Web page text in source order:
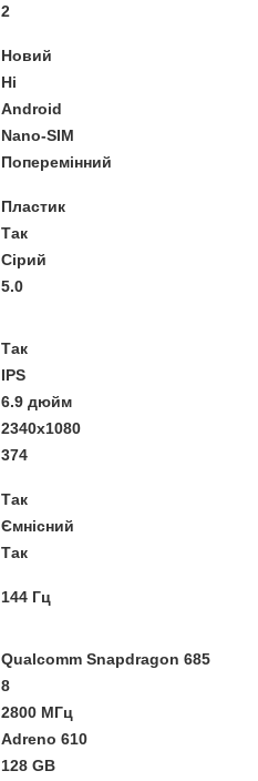
2
Новий
Ні
Android
Nano-SIM
Поперемінний
Пластик
Так
Сірий
5.0
Так
IPS
6.9 дюйм
2340x1080
374
Так
Ємнісний
Так
144 Гц
Qualcomm Snapdragon 685
8
2800 МГц
Adreno 610
128 GB